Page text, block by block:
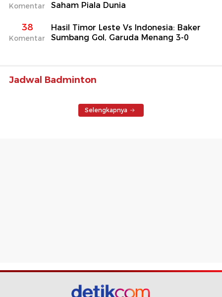
Komentar
Saham Piala Dunia
38
Komentar
Hasil Timor Leste Vs Indonesia: Baker
Sumbang Gol, Garuda Menang 3-0
Jadwal Badminton
Selengkapnya